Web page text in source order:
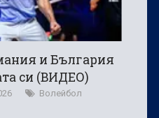
и България
си (ВИДЕО)
Волейбол